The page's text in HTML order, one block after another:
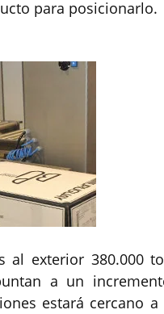
para posicionarlo.
al exterior 380.000
a un
estará cercano a